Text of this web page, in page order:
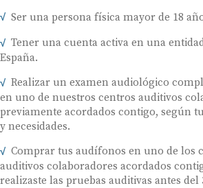
Ser una persona física mayor de 18
Tener una cuenta activa en una
España.
Realizar un examen audiológico
en uno de nuestros centros auditivos
previamente acordados contigo, según
y necesidades.
Comprar tus audífonos en uno de los
auditivos colaboradores acordados
realizaste las pruebas auditivas antes del